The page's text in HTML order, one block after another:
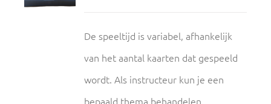
De speeltijd is variabel, afhankelijk
van het aantal kaarten dat gespeeld
wordt. Als instructeur kun je een
bepaald thema behandelen